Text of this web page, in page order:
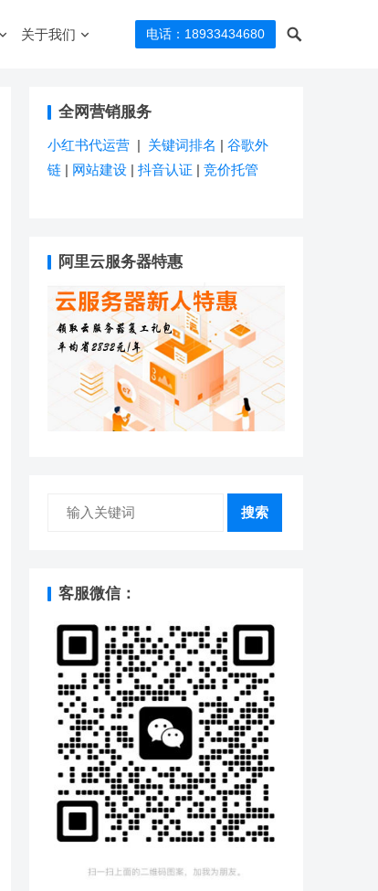
关于我们 电话：18933434680
全网营销服务
小红书代运营 | 关键词排名 | 谷歌外
链 | 网站建设 | 抖音认证 | 竞价托管
阿里云服务器特惠
搜索
客服微信：